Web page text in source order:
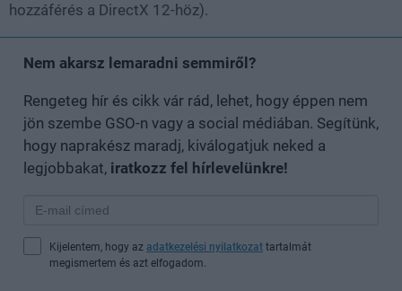
hozzáférés a DirectX 12-höz).
Nem akarsz lemaradni semmiről?
Rengeteg hír és cikk vár rád, lehet, hogy éppen nem
jön szembe GSO-n vagy a social médiában. Segítünk,
hogy naprakész maradj, kiválogatjuk neked a
legjobbakat, iratkozz fel hírlevelünkre!
Kijelentem, hogy az adatkezelési nyilatkozat tartalmát
megismertem és azt elfogadom.